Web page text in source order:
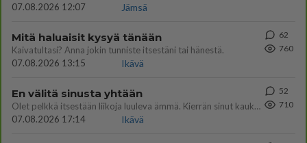
07.08.2026 12:07
Jämsä
Mitä haluaisit kysyä tänään
Kaivatultasi? Anna jokin tunniste itsestäni tai hänestä.
07.08.2026 13:15
Ikävä
62
760
En välitä sinusta yhtään
Olet pelkkä itsestään liikoja luuleva ämmä. Kierrän sinut kaukaa nyt ja aina. Olit mulle pelkkä lelu vaan.
07.08.2026 17:14
Ikävä
52
710